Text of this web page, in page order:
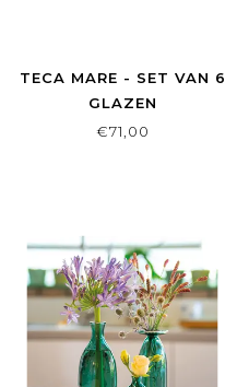
TECA MARE - SET VAN 6
GLAZEN
€71,00